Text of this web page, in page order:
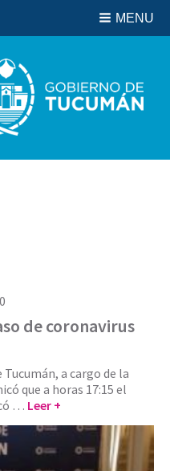
MENU
de coronavirus
a cargo de la
que a horas 17:15 el
… Leer +